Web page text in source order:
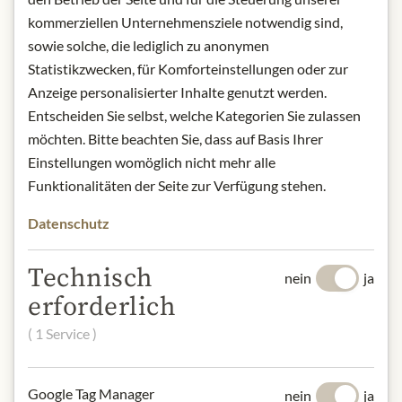
Verarbeitung erfolgt auf Grundlage gesetzlicher Vorschriften,
die es dem Veranstalter gestatten, personenbezogene Daten
zu verarbeiten, soweit es für die Durchführung des
Gewinnspiels erforderlich ist (z. B. Art. 6 Abs. 1 b) DSGVO)
bzw. weil die Teilnehmenden uns eine entsprechende
Einwilligung erteilt haben (Art. 6 Abs. 1 a) DSGVO) oder um
die berechtigten Interessen des Veranstalters an der
Verhinderung von Betrug und ggf. einer effektiven
Im Rahmen des Gewinnspiels werden bei Teilnahme am
Gewinnspiel von den Teilnehmenden personengebundene
Daten erhoben (z.B. Vor- und Nachname, Anschrift, E-Mail
Adresse). Diese Daten werden vom Veranstalter
ausschließlich zum Zwecke der Auslosung und Zuteilung
eines etwaigen Gewinnspielpreises gespeichert und
verarbeitet.
kommerziellen Unternehmensziele notwendig sind,
sowie solche, die lediglich zu anonymen
Statistikzwecken, für Komforteinstellungen oder zur
Anzeige personalisierter Inhalte genutzt werden.
Entscheiden Sie selbst, welche Kategorien Sie zulassen
möchten. Bitte beachten Sie, dass auf Basis Ihrer
Einstellungen womöglich nicht mehr alle
Funktionalitäten der Seite zur Verfügung stehen.
Datenschutz
Technisch
erforderlich
( 1 Service )
nein ja
Google Tag Manager nein ja